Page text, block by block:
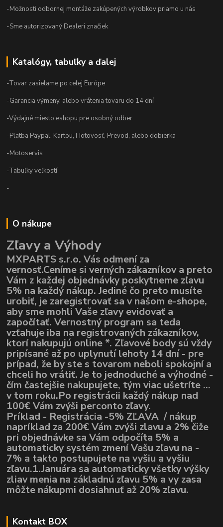
-Možnosti odbornej montáže zakúpených výrobkov priamo u nás
-Sme autorizovaný Dealeri značiek
Katalógy, tabuľky a ďalej
-Tovar zasielame po celej Európe
-Garancia výmeny, alebo vrátenia tovaru do 14 dní
-Výdajné miesto eshopu pre osobný odber
-Platba Paypal, Kartou, Hotovosť, Prevod, alebo dobierka
-Motoservis
-Tabuľky veľkostí
-
O nákupe
Zľavy a Výhody
MXPARTS s.r.o. Vás odmení za
vernosť.Ceníme si verných zákazníkov a preto
Vám z každej objednávky poskytneme zľavu
5% na každý nákup. Jediné čo preto musíte
urobiť, je zaregistrovať sa v našom e-shope,
aby sme mohli Vaše zľavy evidovať a
započítať. Vernostný program sa teda
vzťahuje iba na registrovaných zákazníkov,
ktorí nakupujú online *. Zľavové body sú vždy
pripísané až po uplynutí lehoty 14 dní - pre
prípad, že by ste s tovarom neboli spokojní a
chceli ho vrátiť. Je to jednoduché a výhodné -
čím častejšie nakupujete, tým viac ušetríte ...
v tom roku.Po registrácii každý nákup nad
100€ Vám zvýši perconto zľavy.
Príklad - Registrácia -5% ZĽAVA / nákup
napríklad za 200€ Vám zvýši zlavu a 2% čiže
pri objednávke sa Vám odpočíta 5% a
automaticky systém zmení Vašu zľavu na -
7% a takto postupujete na vyšiu a vyšiu
zľavu.1.Januára sa automaticky všetky výšky
zliav menia na základnú zľavu 5% a vy zasa
môžte nákupmi dosiahnuť až 20% zľavu.
Kontakt BOX